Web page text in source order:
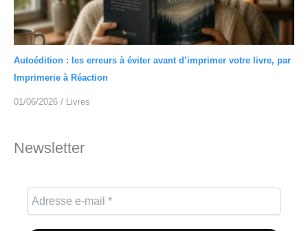
Autoédition : les erreurs à éviter avant d’imprimer votre livre, par
Imprimerie à Réaction
01/06/2026 / Livres
Newsletter